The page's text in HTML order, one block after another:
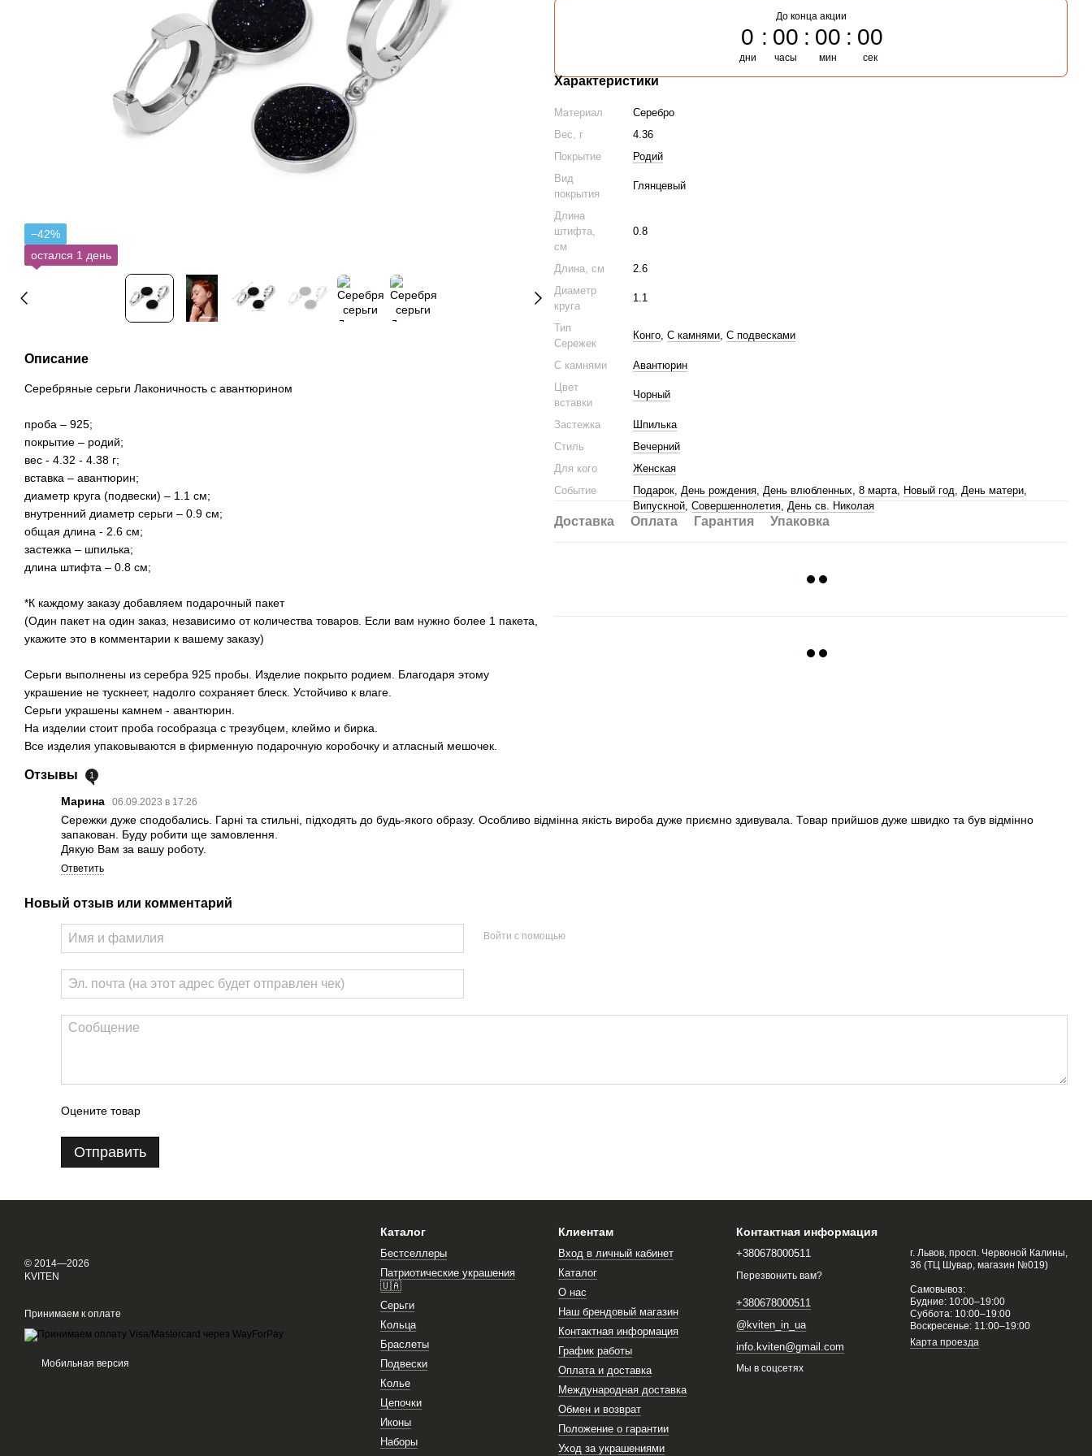
−42%
остался 1 день
Описание
Серебряные серьги Лаконичность с авантюрином
проба – 925;
покрытие – родий;
вес - 4.32 - 4.38 г;
вставка – авантюрин;
диаметр круга (подвески) – 1.1 см;
внутренний диаметр серьги – 0.9 см;
общая длина - 2.6 см;
застежка – шпилька;
длина штифта – 0.8 см;
*К каждому заказу добавляем подарочный пакет
(Один пакет на один заказ, независимо от количества товаров. Если вам нужно более 1 пакета,
укажите это в комментарии к вашему заказу)
Серьги выполнены из серебра 925 пробы. Изделие покрыто родием. Благодаря этому
украшение не тускнеет, надолго сохраняет блеск. Устойчиво к влаге.
Серьги украшены камнем - авантюрин.
На изделии стоит проба гособразца с трезубцем, клеймо и бирка.
Все изделия упаковываются в фирменную подарочную коробочку и атласный мешочек.
До конца акции
0
дни
00
часы
00
мин
00
сек
Характеристики
Материал
Серебро
Вес, г
4.36
Покрытие
Родий
Вид
покрытия
Глянцевый
Длина
штифта,
см
0.8
Длина, см
2.6
Диаметр
круга
1.1
Тип
Сережек
Конго, С камнями, С подвесками
С камнями
Авантюрин
Цвет
вставки
Чорный
Застежка
Шпилька
Стиль
Вечерний
Для кого
Женская
Событие
Подарок, День рождения, День влюбленных, 8 марта, Новый год, День матери,
Випускной, Совершеннолетия, День св. Николая
Доставка Оплата Гарантия Упаковка
Отзывы 1
Марина 06.09.2023 в 17:26
Сережки дуже сподобались. Гарні та стильні, підходять до будь-якого образу. Особливо відмінна якість вироба дуже приємно здивувала. Товар прийшов дуже швидко та був відмінно
запакован. Буду робити ще замовлення.
Дякую Вам за вашу роботу.
Ответить
Новый отзыв или комментарий
Войти с помощью
Оцените товар
Отправить
© 2014—2026
KVITEN
Принимаем к оплате
Мобильная версия
Каталог
Бестселлеры
Патриотические украшения
🇺🇦
Серьги
Кольца
Браслеты
Подвески
Колье
Цепочки
Иконы
Наборы
Клиентам
Вход в личный кабинет
Каталог
О нас
Наш брендовый магазин
Контактная информация
График работы
Оплата и доставка
Международная доставка
Обмен и возврат
Положение о гарантии
Уход за украшениями
Контактная информация
+380678000511
Перезвонить вам?
+380678000511
@kviten_in_ua
info.kviten@gmail.com
г. Львов, просп. Червоной Калины,
36 (ТЦ Шувар, магазин №019)
Самовывоз:
Будние: 10:00–19:00
Суббота: 10:00–19:00
Воскресенье: 11:00–19:00
Карта проезда
Мы в соцсетях